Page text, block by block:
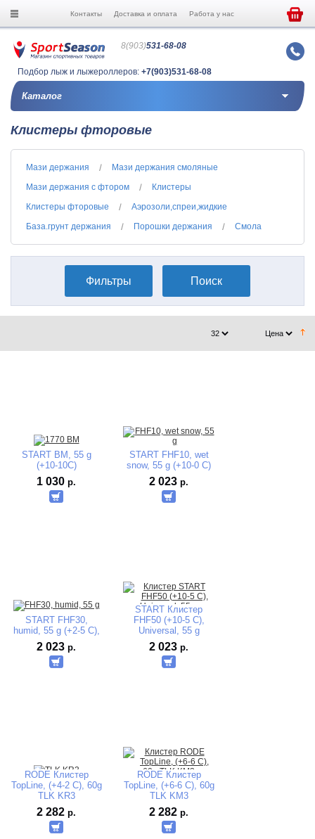
Контакты Доставка и оплата Работа у нас
8(903)531-68-08
Подбор лыж и лыжероллеров: +7(903)531-68-08
Каталог
Клистеры фторовые
Мази держания
Мази держания смоляные
Мази держания с фтором
Клистеры
Клистеры фторовые
Аэрозоли,спреи,жидкие
База.грунт держания
Порошки держания Смола
Фильтры Поиск
START BM, 55 g
(+10-10C)
1 030 р.
START FHF10, wet
snow, 55 g (+10-0 C)
2 023 р.
START FHF30,
humid, 55 g (+2-5 C),
2 023 р.
START Клистер
FHF50 (+10-5 C),
Universal, 55 g
2 023 р.
RODE Клистер
TopLine, (+4-2 C), 60g
TLK KR3
2 282 р.
RODE Клистер
TopLine, (+6-6 C), 60g
TLK KM3
2 282 р.